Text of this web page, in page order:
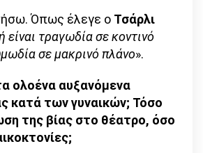
Όπως έλεγε ο Τσάρλι
είναι τραγωδία σε κοντινό
σε μακρινό πλάνο».
ολοένα αυξανόμενα
κατά των γυναικών; Τόσο
της βίας στο θέατρο, όσο